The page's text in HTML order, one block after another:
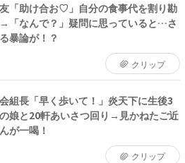
「助け合お♡」自分の食事代を割り勘
「なんで？」疑問に思っていると…さ
暴論が！？
クリップ
組長「早く歩いて！」炎天下に生後3
娘と20軒あいさつ回り→見かねたご近
が一喝！
クリップ